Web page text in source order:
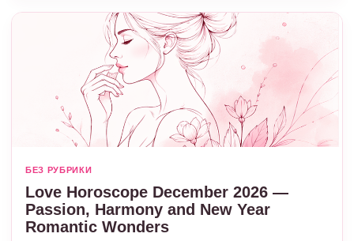
БЕЗ РУБРИКИ
Love Horoscope December 2026 —
Passion, Harmony and New Year
Romantic Wonders